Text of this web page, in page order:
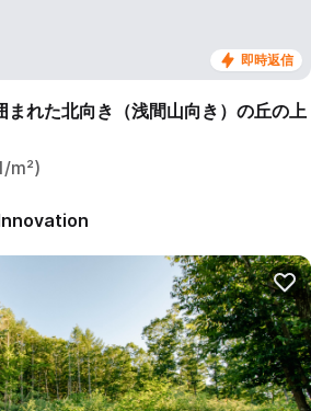
即時返信
れた北向き（浅間山向き）の丘の上
m²)